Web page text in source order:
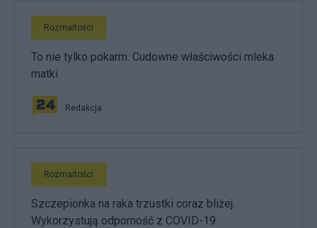
Rozmaitości
To nie tylko pokarm. Cudowne właściwości mleka
matki
Redakcja
Rozmaitości
Szczepionka na raka trzustki coraz bliżej.
Wykorzystują odporność z COVID-19